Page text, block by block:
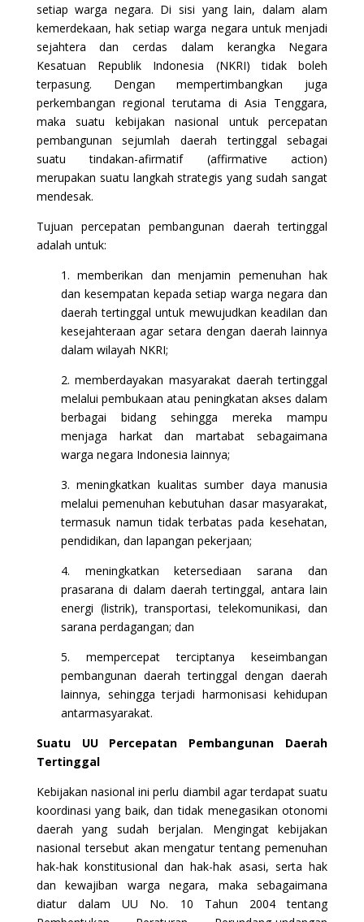
setiap warga negara. Di sisi yang lain, dalam alam
kemerdekaan, hak setiap warga negara untuk menjadi
sejahtera dan cerdas dalam kerangka Negara
Kesatuan Republik Indonesia (NKRI) tidak boleh
terpasung. Dengan mempertimbangkan juga
perkembangan regional terutama di Asia Tenggara,
maka suatu kebijakan nasional untuk percepatan
pembangunan sejumlah daerah tertinggal sebagai
suatu tindakan-afirmatif (affirmative action)
merupakan suatu langkah strategis yang sudah sangat
mendesak.
Tujuan percepatan pembangunan daerah tertinggal
adalah untuk:
1. memberikan dan menjamin pemenuhan hak
dan kesempatan kepada setiap warga negara dan
daerah tertinggal untuk mewujudkan keadilan dan
kesejahteraan agar setara dengan daerah lainnya
dalam wilayah NKRI;
2. memberdayakan masyarakat daerah tertinggal
melalui pembukaan atau peningkatan akses dalam
berbagai bidang sehingga mereka mampu
menjaga harkat dan martabat sebagaimana
warga negara Indonesia lainnya;
3. meningkatkan kualitas sumber daya manusia
melalui pemenuhan kebutuhan dasar masyarakat,
termasuk namun tidak terbatas pada kesehatan,
pendidikan, dan lapangan pekerjaan;
4. meningkatkan ketersediaan sarana dan
prasarana di dalam daerah tertinggal, antara lain
energi (listrik), transportasi, telekomunikasi, dan
sarana perdagangan; dan
5. mempercepat terciptanya keseimbangan
pembangunan daerah tertinggal dengan daerah
lainnya, sehingga terjadi harmonisasi kehidupan
antarmasyarakat.
Suatu UU Percepatan Pembangunan Daerah
Tertinggal
Kebijakan nasional ini perlu diambil agar terdapat suatu
koordinasi yang baik, dan tidak menegasikan otonomi
daerah yang sudah berjalan. Mengingat kebijakan
nasional tersebut akan mengatur tentang pemenuhan
hak-hak konstitusional dan hak-hak asasi, serta hak
dan kewajiban warga negara, maka sebagaimana
diatur dalam UU No. 10 Tahun 2004 tentang